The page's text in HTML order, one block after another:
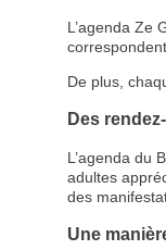
L’agenda Ze
De plus,
Des
L’agenda du
adultes
des
Une